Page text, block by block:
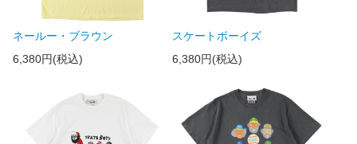
ネールー・ブラウン
6,380円(税込)
スケートボーイズ
6,380円(税込)